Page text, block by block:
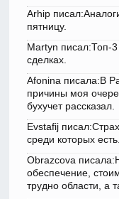
Arhip
пятницу.
Martyn писал:Топ-3
сделках.
Afonina писала:В
причины моя
бухучет рассказал.
Evstafij
среди которых есть.
Obrazcova
обеспечение,
трудно области, а